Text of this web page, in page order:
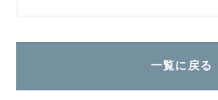
一覧に戻る